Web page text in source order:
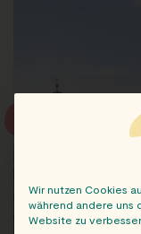
Wir nutzen Cookies
während andere uns
Website zu